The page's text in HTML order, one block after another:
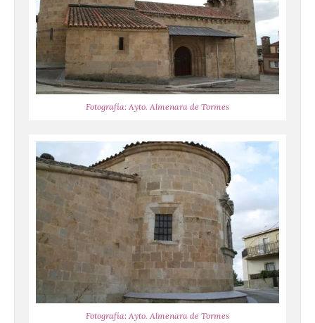
Fotografía: Ayto. Almenara de Tormes
Fotografía: Ayto. Almenara de Tormes